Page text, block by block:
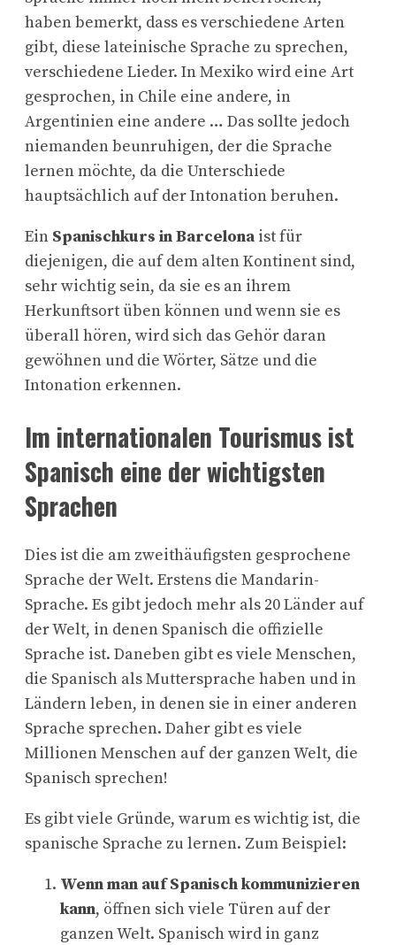
haben bemerkt, dass es verschiedene Arten
gibt, diese lateinische Sprache zu sprechen,
verschiedene Lieder. In Mexiko wird eine Art
gesprochen, in Chile eine andere, in
Argentinien eine andere … Das sollte jedoch
niemanden beunruhigen, der die Sprache
lernen möchte, da die Unterschiede
hauptsächlich auf der Intonation beruhen.
Ein Spanischkurs in Barcelona ist für
diejenigen, die auf dem alten Kontinent sind,
sehr wichtig sein, da sie es an ihrem
Herkunftsort üben können und wenn sie es
überall hören, wird sich das Gehör daran
gewöhnen und die Wörter, Sätze und die
Intonation erkennen.
Im internationalen Tourismus ist
Spanisch eine der wichtigsten
Sprachen
Dies ist die am zweithäufigsten gesprochene
Sprache der Welt. Erstens die Mandarin-
Sprache. Es gibt jedoch mehr als 20 Länder auf
der Welt, in denen Spanisch die offizielle
Sprache ist. Daneben gibt es viele Menschen,
die Spanisch als Muttersprache haben und in
Ländern leben, in denen sie in einer anderen
Sprache sprechen. Daher gibt es viele
Millionen Menschen auf der ganzen Welt, die
Spanisch sprechen!
Es gibt viele Gründe, warum es wichtig ist, die
spanische Sprache zu lernen. Zum Beispiel:
Wenn man auf Spanisch kommunizieren
kann, öffnen sich viele Türen auf der
ganzen Welt. Spanisch wird in ganz